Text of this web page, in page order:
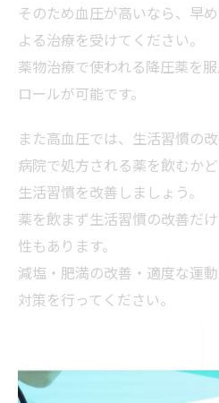
そのため血圧が高いなら、早
よる治療を受けてください。
薬物治療で使われる降圧薬を
ロールが可能です。
また高血圧では、生活習慣の
病院で処方される薬を飲むか
生活習慣を改善しましょう。
薬を飲まず生活習慣の改善だ
性もあります。
減塩・肥満の改善・適度な運
対策を行ってください。